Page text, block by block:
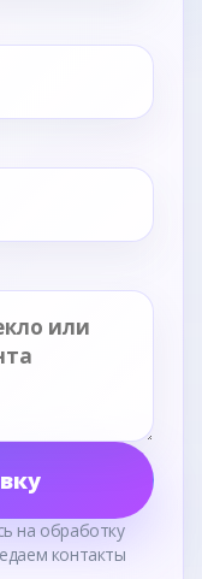
на обработку
контакты